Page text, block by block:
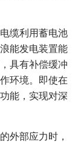
缆利用蓄电池
能发电装置能
具有补偿缓冲
环境。即使在
能，实现对深
外部应力时，